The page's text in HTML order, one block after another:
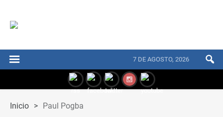
7 DE AGOSTO, 2026
Inicio > Paul Pogba